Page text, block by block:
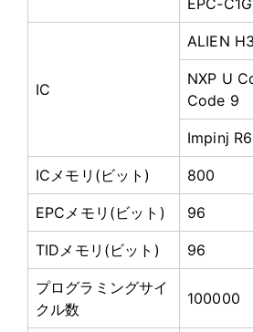
IC
ALIEN
NXP U
Code 9
Impinj
ICメモリ(ビット) 800
EPCメモリ(ビット) 96
TIDメモリ(ビット) 96
プログラミングサイ
クル数
100000